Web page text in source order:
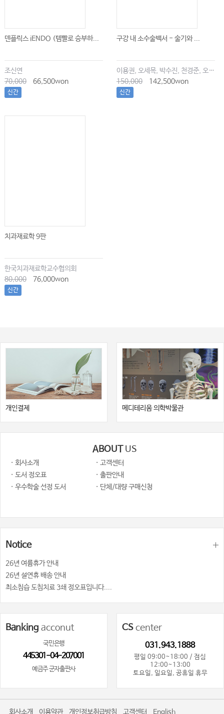
덴플릭스 iENDO (템빨로 승부하...
조신연
70,000
66,500won
신간
구강 내 소수술백서 - 술기와 ...
이용권, 오세목, 박수진, 천경준, 오한솔
150,000
142,500won
신간
치과재료학 9판
한국치과재료학교수협의회
80,000
76,000won
신간
개인결제 메디테리움 의학박물관
ABOUT US
· 회사소개
· 고객센터
· 도서 정오표
· 출판안내
· 우수학술 선정 도서
· 단체/대량 구매신청
Notice
26년 여륨휴가 안내
26년 설연휴 배송 안내
최소침습 도침치료 3쇄 정오표입니다....
Banking acconut
국민은행
445301-04-207001
예금주 군자출판사
CScenter
031.943.1888
평일 09:00~18:00 / 점심
12:00~13:00
토요일, 일요일, 공휴일 휴무
회사소개 이용약관 개인정보취급방침 고객센터 English